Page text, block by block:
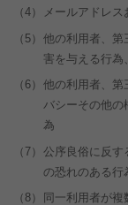
（4）
メールアドレ
（5） 他の利用者、第
害を与える行為
（6） 他の利用者、第
バシーその他の
為
（7） 公序良俗に反す
の恐れのある行
（8）
同一利用者が